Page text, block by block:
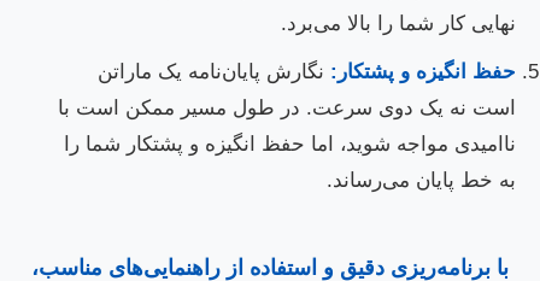
نهایی کار شما را بالا می‌برد.
حفظ انگیزه و پشتکار: نگارش پایان‌نامه یک ماراتن
است نه یک دوی سرعت. در طول مسیر ممکن است با
ناامیدی مواجه شوید، اما حفظ انگیزه و پشتکار شما را
به خط پایان می‌رساند.
با برنامه‌ریزی دقیق و استفاده از راهنمایی‌های مناسب،